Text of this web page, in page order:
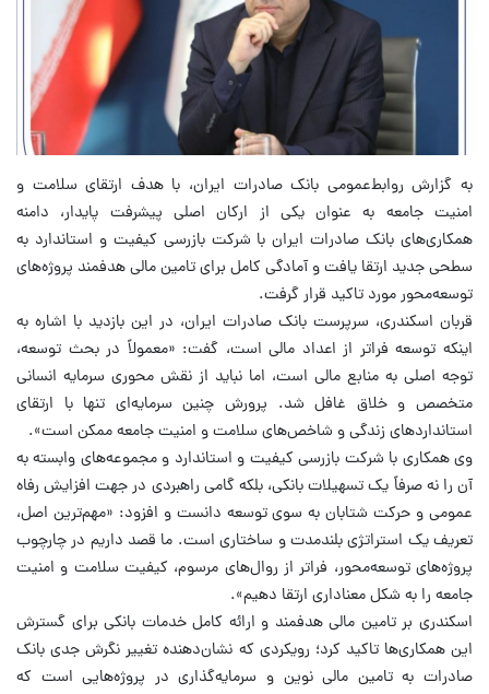
به گزارش روابط‌عمومی بانک صادرات ایران، با هدف ارتقای سلامت و
امنیت جامعه به عنوان یکی از ارکان اصلی پیشرفت پایدار، دامنه
همکاری‌های بانک صادرات ایران با شرکت بازرسی کیفیت و استاندارد به
سطحی جدید ارتقا یافت و آمادگی کامل برای تامین مالی هدفمند پروژه‌های
توسعه‌محور مورد تاکید قرار گرفت.
قربان اسکندری، سرپرست بانک صادرات ایران، در این بازدید با اشاره به
اینکه توسعه فراتر از اعداد مالی است، گفت: «معمولاً در بحث توسعه،
توجه اصلی به منابع مالی است، اما نباید از نقش محوری سرمایه انسانی
متخصص و خلاق غافل شد. پرورش چنین سرمایه‌ای تنها با ارتقای
استانداردهای زندگی و شاخص‌های سلامت و امنیت جامعه ممکن است».
وی همکاری با شرکت بازرسی کیفیت و استاندارد و مجموعه‌های وابسته به
آن را نه صرفاً یک تسهیلات بانکی، بلکه گامی راهبردی در جهت افزایش رفاه
عمومی و حرکت شتابان به سوی توسعه دانست و افزود: «مهم‌ترین اصل،
تعریف یک استراتژی بلندمدت و ساختاری است. ما قصد داریم در چارچوب
پروژه‌های توسعه‌محور، فراتر از روال‌های مرسوم، کیفیت سلامت و امنیت
جامعه را به شکل معناداری ارتقا دهیم».
اسکندری بر تامین مالی هدفمند و ارائه کامل خدمات بانکی برای گسترش
این همکاری‌ها تاکید کرد؛ رویکردی که نشان‌دهنده تغییر نگرش جدی بانک
صادرات به تامین مالی نوین و سرمایه‌گذاری در پروژه‌هایی است که